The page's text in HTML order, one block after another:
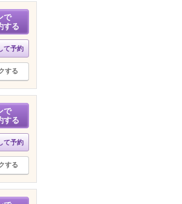
で
する
て予約
する
で
する
て予約
する